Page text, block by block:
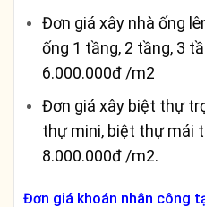
Đơn giá xây nhà ống
ống 1 tầng, 2 tầng, 3
6.000.000đ /m2
Đơn giá xây biệt thự
thự mini, biệt thự mái
8.000.000đ /m2.
Đơn giá khoán nhân công